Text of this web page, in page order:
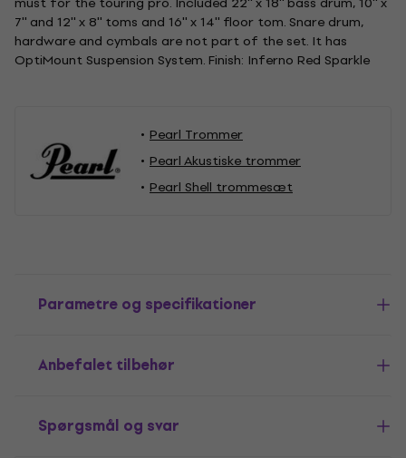
7'' and 12'' x 8'' toms and 16'' x 14'' floor tom. Snare drum,
hardware and cymbals are not part of the set. It has
OptiMount Suspension System. Finish: Inferno Red Sparkle
Pearl Trommer
Pearl Akustiske trommer
Pearl Shell trommesæt
Parametre og specifikationer
Anbefalet tilbehør
Spørgsmål og svar